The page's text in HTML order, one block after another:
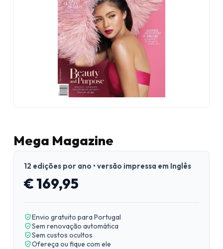
Mega Magazine
12 edições por ano • versão impressa em Inglês
€ 169,95
Envio gratuito para Portugal
Sem renovação automática
Sem custos ocultos
Ofereça ou fique com ele